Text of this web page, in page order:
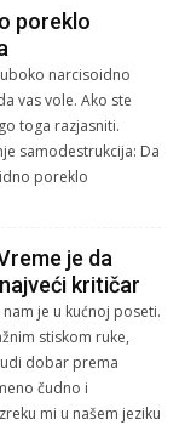
poreklo
narcisoidno
vas vole. Ako ste
toga razjasniti.
samodestrukcija: Da
poreklo
je da
kritičar
je u kućnoj poseti.
stiskom ruke,
dobar prema
čudno i
mi u našem jeziku